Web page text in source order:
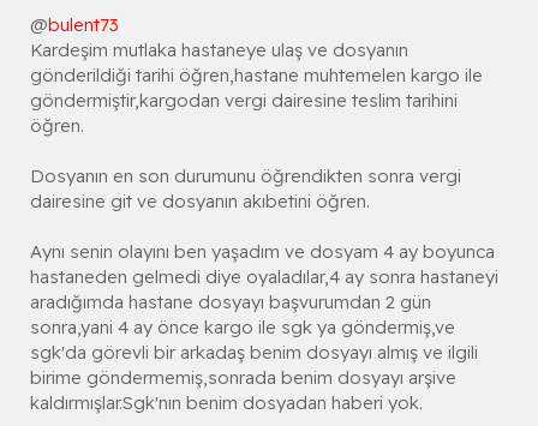
@bulent73
Kardeşim mutlaka hastaneye ulaş ve dosyanın
gönderildiği tarihi öğren,hastane muhtemelen kargo ile
göndermiştir,kargodan vergi dairesine teslim tarihini
öğren.
Dosyanın en son durumunu öğrendikten sonra vergi
dairesine git ve dosyanın akıbetini öğren.
Aynı senin olayını ben yaşadım ve dosyam 4 ay boyunca
hastaneden gelmedi diye oyaladılar,4 ay sonra hastaneyi
aradığımda hastane dosyayı başvurumdan 2 gün
sonra,yani 4 ay önce kargo ile sgk ya göndermiş,ve
sgk'da görevli bir arkadaş benim dosyayı almış ve ilgili
birime göndermemiş,sonrada benim dosyayı arşive
kaldırmışlar.Sgk'nın benim dosyadan haberi yok.